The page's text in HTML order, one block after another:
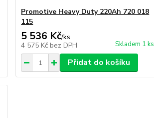
Promotive Heavy Duty 220Ah 720 018
115
5 536 Kč/ks
4 575 Kč bez DPH Skladem 1 ks
Přidat do košíku